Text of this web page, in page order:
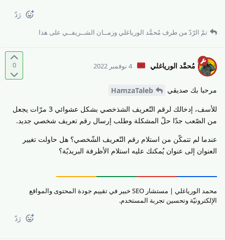
رَدّ
تمّ الرّدّ من طرف مُحمَّد الورياغلي وزمــان الشــريفــي على هذا
0 مُحمَّد الورياغلي 4 نوفمبر 2022
مرحبا بك صديقي
HamzaTaleb
للأسف، إدخالك لرقم التّعريف الشذخصي بشكل عشوائي 3 مرّات يجعل
من الصّعب جدّا حلّ المشكلة وطلب إرسال رقم تعريف شخصي جديد.
عندما لم تتمكّن من استلام رقم التّعريف الشّخصي؟ هل حاولت تغيير
العنوان إلى عنوان يُمكنك عليه استلام الأظرفة البريديّة؟
محمد الورياغلي | مستشار SEO خبير في تقييم جودة المحتوى والمواقع
الإلكترونيّة وتحسين تجربة المستخدم.
رَدّ